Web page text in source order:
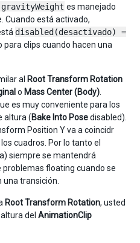
es manejado
Cuando está activado,
disabled(desactivado) =
para clips cuando hacen una
al Root Transform Rotation
o Mass Center (Body)
es muy conveniente para los
altura (Bake Into Posedisabled).
Position Y va a coincidr
cuadros. Por lo tanto el
siempre se mantendrá
floating cuando se
transición.
Root Transform Rotation, usted
del AnimationClip